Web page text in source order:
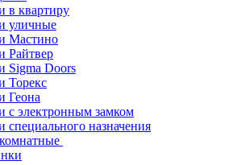
в квартиру
уличные
Мастино
Райтвер
Sigma Doors
Торекс
Геона
с электронным замком
специального назначения